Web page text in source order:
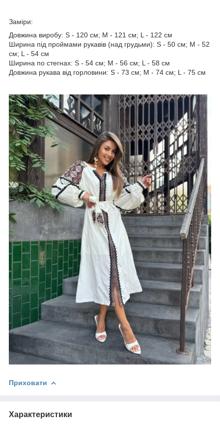
Заміри:
Довжина виробу: S - 120 см; M - 121 см; L - 122 см
Ширина під проймами рукавів (над грудьми): S - 50 см; M - 52
см; L - 54 см
Ширина по стегнах: S - 54 см; M - 56 см; L - 58 см
Довжина рукава від горловини: S - 73 см; M - 74 см; L - 75 см
Приховати
Характеристики